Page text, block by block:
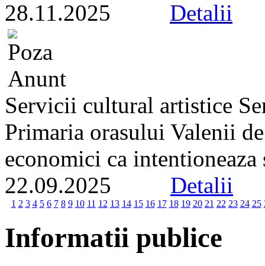
28.11.2025 Detalii
Servicii cultural artistice
Primaria orasului Valenii
economici ca
22.09.2025 Detalii
1 2 3 4 5 6 7 8 9 10 11 12 13 14 15 16 17 18 19 20 21 22 23 24 25
Informatii publice